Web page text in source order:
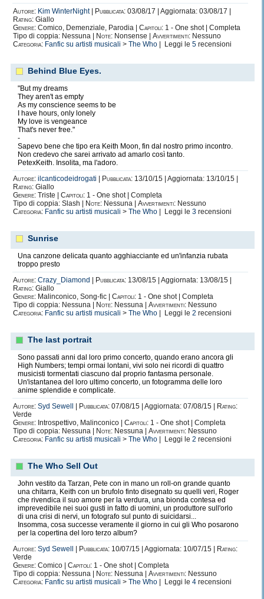
Autore: Kim WinterNight| Pubblicata: 03/08/17 | Aggiornata: 03/08/17 |
Rating: Giallo
Genere: Comico, Demenziale, Parodia | Capitoli: 1 - One shot | Completa
Tipo di coppia: Nessuna |
Note: Nonsense | Avvertimenti: Nessuno
Categoria: Fanfic su artisti musicali > The Who | Leggi le 5 recensioni
Behind Blue Eyes.
"But my dreams
They aren't as empty
As my conscience seems to be
I have hours, only lonely
My love is vengeance
That's never free."
-
Sapevo bene che tipo era Keith Moon, fin dal nostro primo incontro.
Non credevo che sarei arrivato ad amarlo così tanto.
PetexKeith. Insolita, ma l'adoro.
Autore: ilcanticodeidrogati Pubblicata: 13/10/15 | Aggiornata: 13/10/15 |
Rating: Giallo
Genere: Triste | Capitoli: 1 - One shot | Completa
Tipo di coppia: Slash |
Note: Nessuna | Avvertimenti: Nessuno
Categoria: Fanfic su artisti musicali > The Who | Leggi le 3 recensioni
Sunrise
Una canzone delicata quanto agghiacciante ed un'infanzia rubata
troppo presto
Autore: Crazy_Diamond Pubblicata: 13/08/15 | Aggiornata: 13/08/15 |
Rating: Giallo
Genere: Malinconico, Song-fic | Capitoli: 1 - One shot | Completa
Tipo di coppia: Nessuna |
Note: Nessuna | Avvertimenti: Nessuno
Categoria: Fanfic su artisti musicali > The Who | Leggi le 2 recensioni
The last portrait
Sono passati anni dal loro primo concerto, quando erano ancora gli
High Numbers; tempi ormai lontani, vivi solo nei ricordi di quattro
musicisti tormentati ciascuno dal proprio fantasma personale.
Un'istantanea del loro ultimo concerto, un fotogramma delle loro
anime splendide e complicate.
Autore: Syd Sewell Pubblicata: 07/08/15 | Aggiornata: 07/08/15 |
Rating:
Verde
Genere: Introspettivo, Malinconico | Capitoli: 1 - One shot | Completa
Tipo di coppia: Nessuna |
Note: Nessuna | Avvertimenti: Nessuno
Categoria: Fanfic su artisti musicali > The Who | Leggi le 2 recensioni
The Who Sell Out
John vestito da Tarzan, Pete con in mano un roll-on grande quanto
una chitarra, Keith con un brufolo finto disegnato su quelli veri, Roger
che rivendica il suo amore per la verdura, una bionda contesa ed
imprevedibile nei suoi gusti in fatto di uomini, un produttore sull'orlo
di una crisi di nervi, un fotografo sul punto di suicidarsi...
Insomma, cosa successe veramente il giorno in cui gli Who posarono
per la copertina del loro terzo album?
Autore: Syd Sewell Pubblicata: 10/07/15 | Aggiornata: 10/07/15 |
Rating:
Verde
Genere: Comico | Capitoli: 1 - One shot | Completa
Tipo di coppia: Nessuna |
Note: Nessuna | Avvertimenti: Nessuno
Categoria: Fanfic su artisti musicali > The Who | Leggi le 4 recensioni